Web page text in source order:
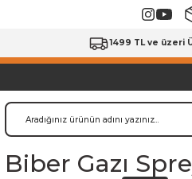
1499 TL ve üzeri
Biber Gazı